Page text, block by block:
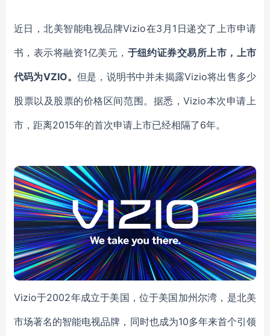
近日，北美智能电视品牌Vizio在3月1日递交了上市申请
书，表示将融资1亿美元， 于纽约证券交易所上市，上市
代码为VZIO。 但是，说明书中并未揭露Vizio将出售多少
股票以及股票的价格区间范围。 据悉，Vizio本次申请上
市，距离2015年的首次申请上市已经相隔了6年。
Vizio于2002年成立于美国，位于美国加州尔湾，是北美
市场著名的智能电视品牌，同时也成为10多年来首个引领